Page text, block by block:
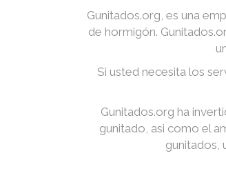
Gunitados.org, es una
de hormigón.
Si usted necesita los
Gunitados.org ha
gunitado, asi como el
gunitados,